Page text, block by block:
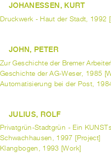
JOHANESSEN, KURT
Druckwerk - Haut der Stadt, 1992
JOHN, PETER
Zur Geschichte der Bremer
Geschichte der AG-Weser, 1985
Automatisierung bei der Post,
JULIUS, ROLF
Privatgrün-Stadtgrün - Ein
Schwachhausen, 1997 [Project]
Klangbogen, 1993 [Work]